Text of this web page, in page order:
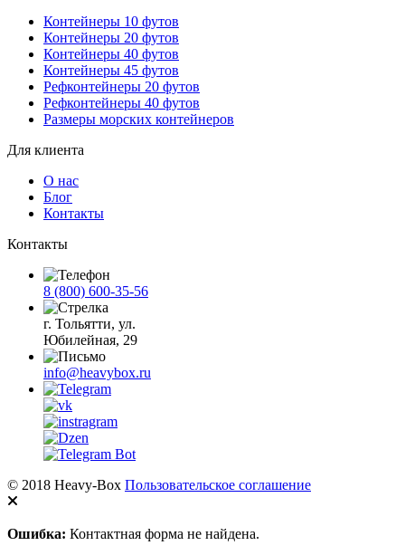
Контейнеры 10 футов
Контейнеры 20 футов
Контейнеры 40 футов
Контейнеры 45 футов
Рефконтейнеры 20 футов
Рефконтейнеры 40 футов
Размеры морских контейнеров
Для клиента
О нас
Блог
Контакты
Контакты
8 (800) 600-35-56
г. Тольятти, ул.
Юбилейная, 29
info@heavybox.ru
© 2018 Heavy-Box Пользовательское соглашение
Ошибка: Контактная форма не найдена.